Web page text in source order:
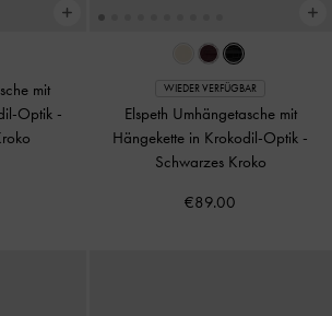
mit
Optik -
WIEDER VERFÜGBAR
Elspeth Umhängetasche mit
Hängekette in Krokodil-Optik -
Schwarzes Kroko
€89.00